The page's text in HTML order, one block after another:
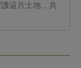
這片土地，共